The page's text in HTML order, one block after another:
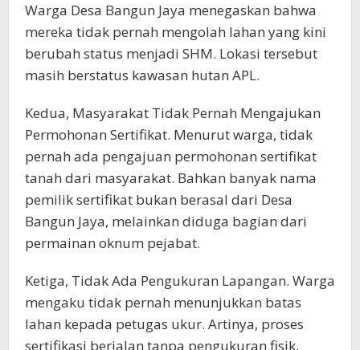
Warga Desa Bangun Jaya menegaskan bahwa
mereka tidak pernah mengolah lahan yang kini
berubah status menjadi SHM. Lokasi tersebut
masih berstatus kawasan hutan APL.
Kedua, Masyarakat Tidak Pernah Mengajukan
Permohonan Sertifikat. Menurut warga, tidak
pernah ada pengajuan permohonan sertifikat
tanah dari masyarakat. Bahkan banyak nama
pemilik sertifikat bukan berasal dari Desa
Bangun Jaya, melainkan diduga bagian dari
permainan oknum pejabat.
Ketiga, Tidak Ada Pengukuran Lapangan. Warga
mengaku tidak pernah menunjukkan batas
lahan kepada petugas ukur. Artinya, proses
sertifikasi berjalan tanpa pengukuran fisik,